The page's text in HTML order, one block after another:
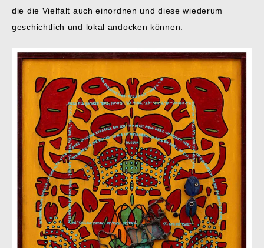
die die Vielfalt auch einordnen und diese wiederum
geschichtlich und lokal andocken können.